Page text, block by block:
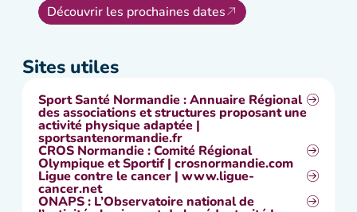
Découvrir les prochaines dates
Sites utiles
Sport Santé Normandie : Annuaire Régional
des associations et structures proposant une
activité physique adaptée |
sportsantenormandie.fr
CROS Normandie : Comité Régional
Olympique et Sportif | crosnormandie.com
Ligue contre le cancer | www.ligue-
cancer.net
ONAPS : L’Observatoire national de